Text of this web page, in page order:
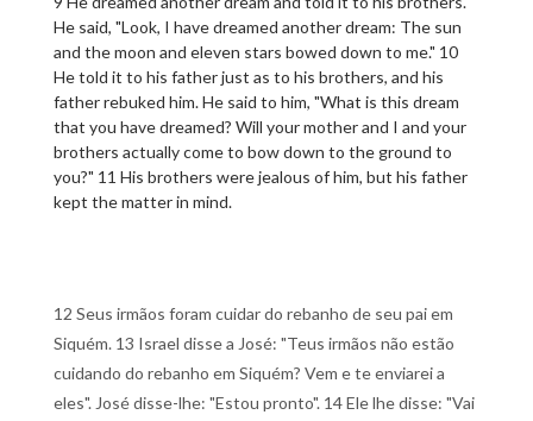
He said, "Look, I have dreamed another dream: The sun
and the moon and eleven stars bowed down to me." 10
He told it to his father just as to his brothers, and his
father rebuked him. He said to him, "What is this dream
that you have dreamed? Will your mother and I and your
brothers actually come to bow down to the ground to
you?" 11 His brothers were jealous of him, but his father
kept the matter in mind.
12 Seus irmãos foram cuidar do rebanho de seu pai em
Siquém. 13 Israel disse a José: "Teus irmãos não estão
cuidando do rebanho em Siquém? Vem e te enviarei a
eles". José disse-lhe: "Estou pronto". 14 Ele lhe disse: "Vai